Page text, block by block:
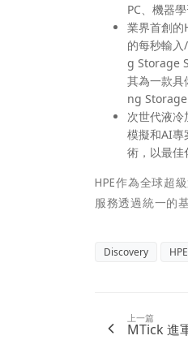
PC、機器
業界首創
的每秒輸
g Storage
其為一款
ng Storage
次世代液
模擬和AI專
術，以最佳
HPE作為全球超
服務透過統一的
Discovery HPE
上一篇
MTick 進